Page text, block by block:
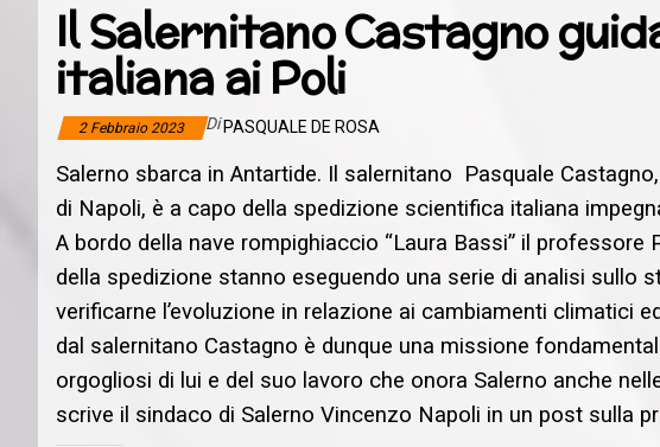
Il Salernitano Castagno
italiana ai Poli
2 Febbraio 2023 Di PASQUALE DE ROSA
Salerno sbarca in Antartide. Il salernitano Pasquale
di Napoli, è a capo della spedizione scientifica italiana
A bordo della nave rompighiaccio “Laura Bassi” il professore
della spedizione stanno eseguendo una serie di analisi sullo
verificarne l’evoluzione in relazione ai cambiamenti climatici
dal salernitano Castagno è dunque una missione
orgogliosi di lui e del suo lavoro che onora Salerno anche
scrive il sindaco di Salerno Vincenzo Napoli in un post sulla